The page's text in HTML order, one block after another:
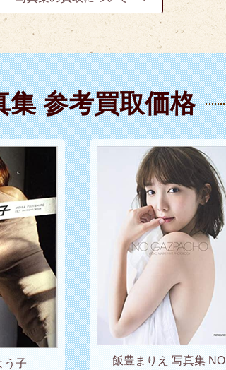
集 参考買取価格
う子
飯豊まりえ 写真集 NO